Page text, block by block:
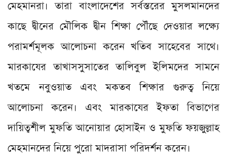
মেহমানরা। তারা বাংলাদেশের সর্বস্তরের মুসলমানদের
কাছে দ্বীনের মৌলিক দ্বীন শিক্ষা পৌঁছে দেওয়ার লক্ষ্যে
পরামর্শমূলক আলোচনা করেন খতিব সাহেবের সাথে।
মারকাযের তাখাসসুসাতের তালিবুল ইলিমদের সামনে
খতমে নবুওয়াত এবং মকতব শিক্ষার গুরুত্ব নিয়ে
আলোচনা করেন। এবং মারকাযের ইফতা বিভাগের
দায়িত্বশীল মুফতি আনোয়ার হোসাইন ও মুফতি ফয়জুল্লাহ
মেহমানদের নিয়ে পুরো মাদরাসা পরিদর্শন করেন।